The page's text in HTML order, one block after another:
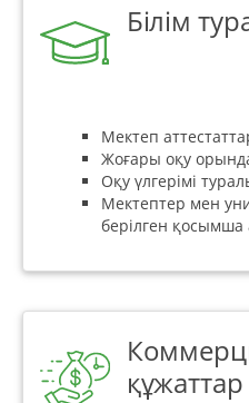
Білім
Мектеп
Жоғары оқу
Оқу үлгерімі
Мектептер мен
берілген
құжаттар